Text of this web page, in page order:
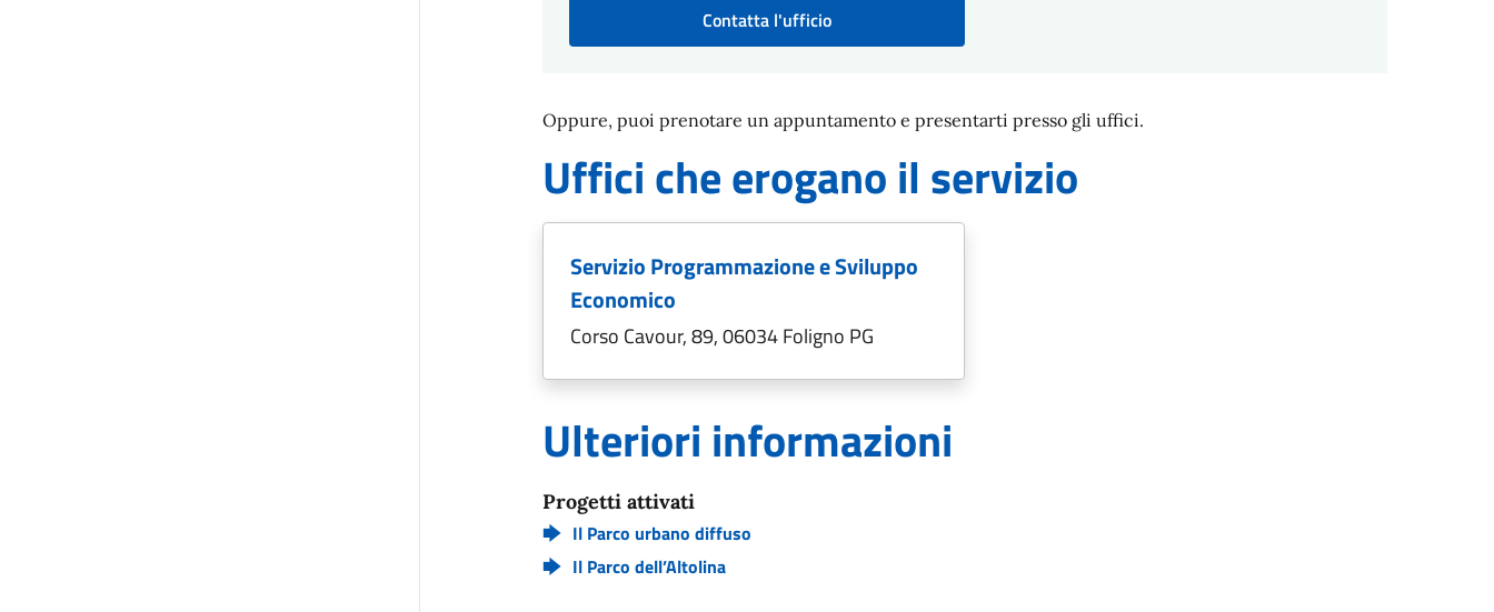
Contatta l'ufficio
Oppure, puoi prenotare un appuntamento e presentarti presso gli uffici.
Uffici che erogano il servizio
Servizio Programmazione e Sviluppo
Economico
Corso Cavour, 89, 06034 Foligno PG
Ulteriori informazioni
Progetti attivati
Il Parco urbano diffuso
Il Parco dell’Altolina